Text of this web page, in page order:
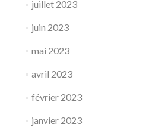
juillet 2023
juin 2023
mai 2023
avril 2023
février 2023
janvier 2023